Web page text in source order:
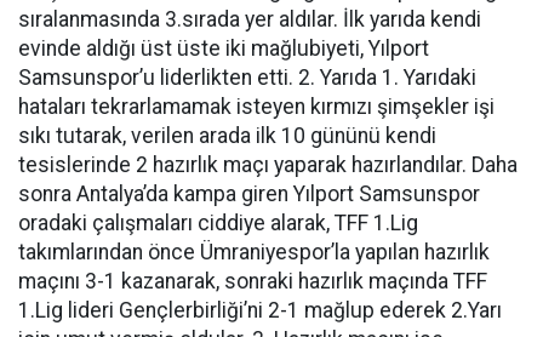
sıralanmasında 3.sırada yer aldılar. İlk yarıda kendi
evinde aldığı üst üste iki mağlubiyeti, Yılport
Samsunspor’u liderlikten etti. 2. Yarıda 1. Yarıdaki
hataları tekrarlamamak isteyen kırmızı şimşekler işi
sıkı tutarak, verilen arada ilk 10 gününü kendi
tesislerinde 2 hazırlık maçı yaparak hazırlandılar. Daha
sonra Antalya’da kampa giren Yılport Samsunspor
oradaki çalışmaları ciddiye alarak, TFF 1.Lig
takımlarından önce Ümraniyespor’la yapılan hazırlık
maçını 3-1 kazanarak, sonraki hazırlık maçında TFF
1.Lig lideri Gençlerbirliği’ni 2-1 mağlup ederek 2.Yarı